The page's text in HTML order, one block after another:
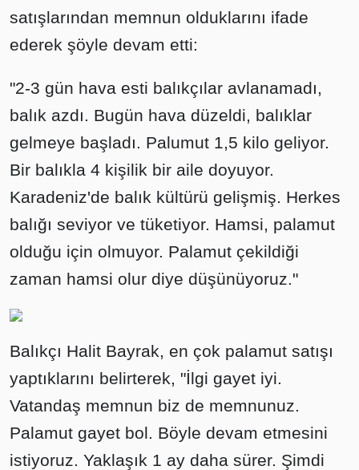
satışlarından memnun olduklarını ifade
ederek şöyle devam etti:
"2-3 gün hava esti balıkçılar avlanamadı,
balık azdı. Bugün hava düzeldi, balıklar
gelmeye başladı. Palumut 1,5 kilo geliyor.
Bir balıkla 4 kişilik bir aile doyuyor.
Karadeniz'de balık kültürü gelişmiş. Herkes
balığı seviyor ve tüketiyor. Hamsi, palamut
olduğu için olmuyor. Palamut çekildiği
zaman hamsi olur diye düşünüyoruz."
Balıkçı Halit Bayrak, en çok palamut satışı
yaptıklarını belirterek, "İlgi gayet iyi.
Vatandaş memnun biz de memnunuz.
Palamut gayet bol. Böyle devam etmesini
istiyoruz. Yaklaşık 1 ay daha sürer. Şimdi